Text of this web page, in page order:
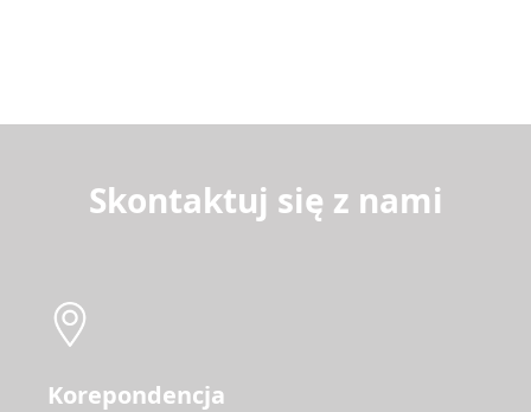
Skontaktuj się z nami
Korepondencja